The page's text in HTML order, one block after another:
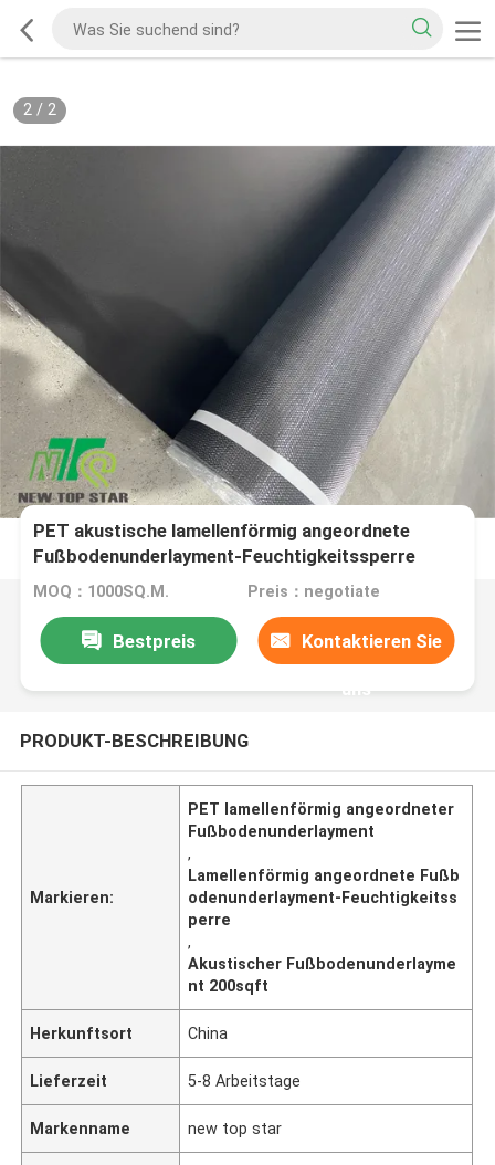
2/ 2
PET akustische lamellenförmig angeordnete
Fußbodenunderlayment-Feuchtigkeitssperre
200sqft/Roll 33kg/Cbm
MOQ：1000SQ.M. Preis：negotiate
Bestpreis Kontaktieren Sie
uns
PRODUKT-BESCHREIBUNG
Markieren:
PET lamellenförmig angeordneter
Fußbodenunderlayment
,
Lamellenförmig angeordnete Fußb
odenunderlayment-Feuchtigkeitss
perre
,
Akustischer Fußbodenunderlayme
nt 200sqft
Herkunftsort China
Lieferzeit 5-8 Arbeitstage
Markenname new top star